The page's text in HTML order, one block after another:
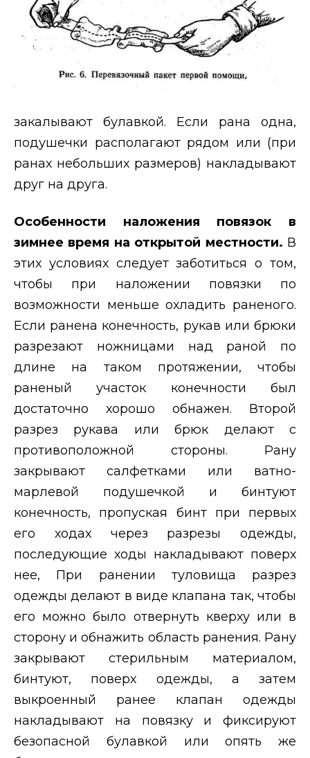
закалывают булавкой. Если рана одна,
подушечки располагают рядом или (при
ранах небольших размеров) накладывают
друг на друга.
Особенности наложения повязок в
зимнее время на открытой местности. В
этих условиях следует заботиться о том,
чтобы при наложении повязки по
возможности меньше охладить раненого.
Если ранена конечность, рукав или брюки
разрезают ножницами над раной по
длине на таком протяжении, чтобы
раненый участок конечности был
достаточно хорошо обнажен. Второй
разрез рукава или брюк делают с
противоположной стороны. Рану
закрывают салфетками или ватно-
марлевой подушечкой и бинтуют
конечность, пропуская бинт при первых
его ходах через разрезы одежды,
последующие ходы накладывают поверх
нее, При ранении туловища разрез
одежды делают в виде клапана так, чтобы
его можно было отвернуть кверху или в
сторону и обнажить область ранения. Рану
закрывают стерильным материалом,
бинтуют, поверх одежды, а затем
выкроенный ранее клапан одежды
накладывают на повязку и фиксируют
безопасной булавкой или опять же